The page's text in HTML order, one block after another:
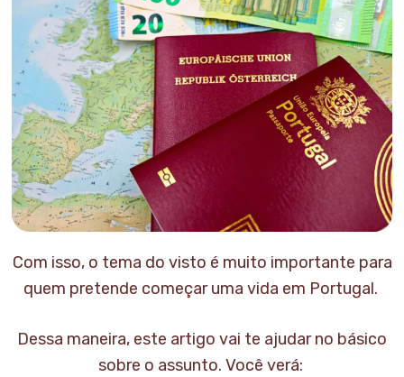
Com isso, o tema do visto é muito importante para
quem pretende começar uma vida em Portugal.
Dessa maneira, este artigo vai te ajudar no básico
sobre o assunto. Você verá: